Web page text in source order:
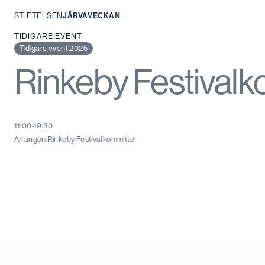
Hoppa
innehåll
STIFTELSENJÄRVAVECKAN
TIDIGARE EVENT
Tidigare event 2025
Rinkeby
11:00-19:30
Arrangör: Rinkeby Festivalkommitte